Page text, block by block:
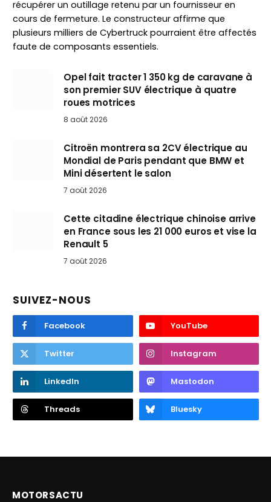
récupérer un outillage retenu par un fournisseur en
cours de fermeture. Le constructeur affirme que
plusieurs milliers de Cybertruck pourraient être affectés
faute de composants essentiels.
Opel fait tracter 1 350 kg de caravane à
son premier SUV électrique à quatre
roues motrices
8 août 2026
Citroën montrera sa 2CV électrique au
Mondial de Paris pendant que BMW et
Mini désertent le salon
7 août 2026
Cette citadine électrique chinoise arrive
en France sous les 21 000 euros et vise la
Renault 5
7 août 2026
SUIVEZ-NOUS
Facebook YouTube
Twitter Instagram
LinkedIn Mastodon
Threads Bluesky
MOTORSACTU